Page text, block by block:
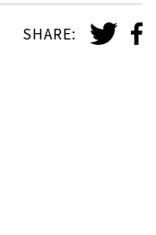
SHARE: